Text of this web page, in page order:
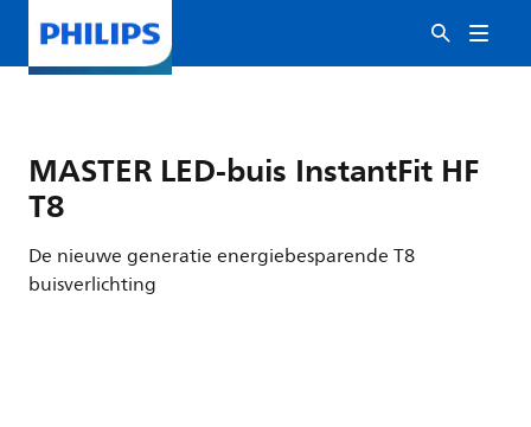
MASTER LED-buis InstantFit HF
T8
De nieuwe generatie energiebesparende T8
buisverlichting